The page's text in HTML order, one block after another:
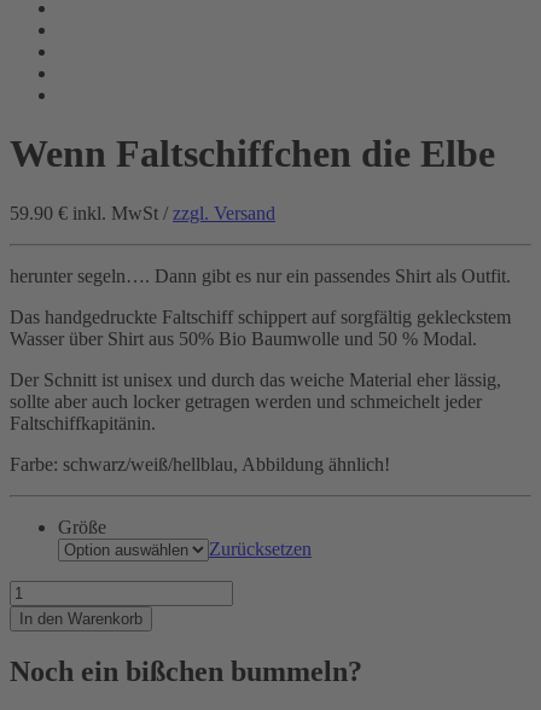
Wenn Faltschiffchen die Elbe
59.90 € inkl. MwSt / zzgl. Versand
herunter segeln…. Dann gibt es nur ein passendes Shirt als Outfit.
Das handgedruckte Faltschiff schippert auf sorgfältig gekleckstem
Wasser über Shirt aus 50% Bio Baumwolle und 50 % Modal.
Der Schnitt ist unisex und durch das weiche Material eher lässig,
sollte aber auch locker getragen werden und schmeichelt jeder
Faltschiffkapitänin.
Farbe: schwarz/weiß/hellblau, Abbildung ähnlich!
Größe
Zurücksetzen
Wenn
Faltschiffchen
die
Menge
In den Warenkorb
Noch ein bißchen bummeln?